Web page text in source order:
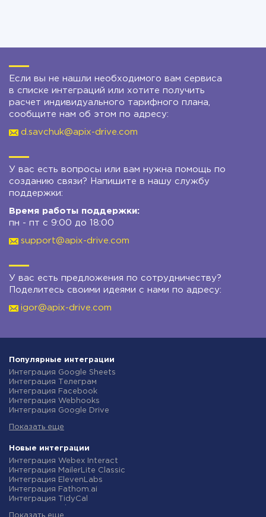
Если вы не нашли необходимого вам сервиса
в списке интеграций или хотите получить
расчет индивидуального тарифного плана,
сообщите нам об этом по адресу:
d.savchuk@apix-drive.com
У вас есть вопросы или вам нужна помощь по
созданию связи? Напишите в нашу службу
поддержки:
Время работы поддержки:
пн - пт с 9:00 до 18:00
support@apix-drive.com
У вас есть предложения по сотрудничеству?
Поделитесь своими идеями с нами по адресу:
igor@apix-drive.com
Популярные интеграции
Интеграция Google Sheets
Интеграция Телеграм
Интеграция Facebook
Интеграция Webhooks
Интеграция Google Drive
Интеграция Gmail
Интеграция Новая Почта
Интеграция Binotel
Интеграция OpenAI (ChatGPT)
Интеграция Prom
Интеграция Приват24
Интеграция OLX
Интеграция TurboSMS
Интеграция SendPulse
Показать еще
Новые интеграции
Интеграция Webex Interact
Интеграция MailerLite Classic
Интеграция ElevenLabs
Интеграция Fathom.ai
Интеграция TidyCal
Показать еще